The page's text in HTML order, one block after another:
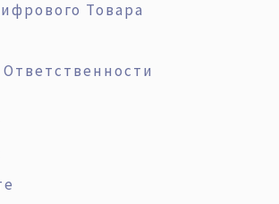
Товара